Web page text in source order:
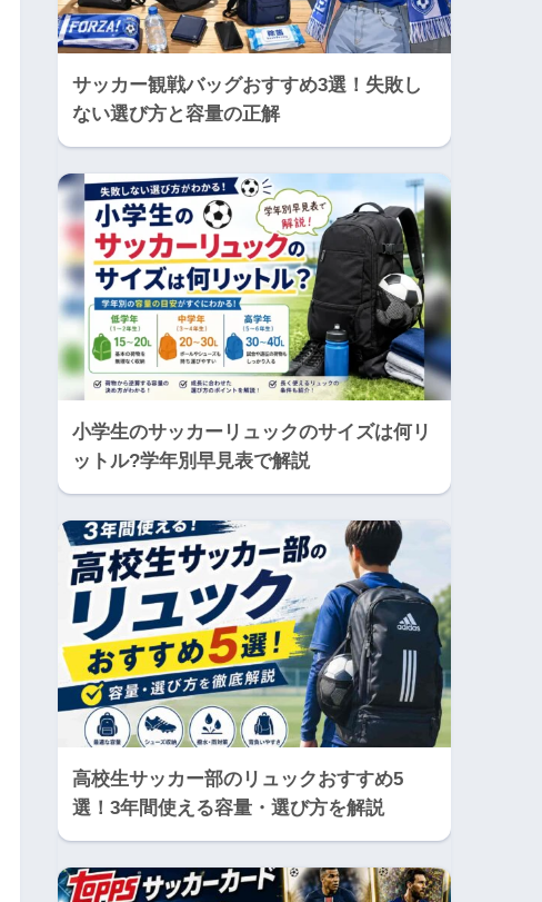
サッカー観戦バッグおすすめ3選！失敗し
ない選び方と容量の正解
小学生のサッカーリュックのサイズは何リ
ットル?学年別早見表で解説
高校生サッカー部のリュックおすすめ5
選！3年間使える容量・選び方を解説